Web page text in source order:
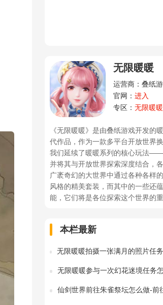
无限暖暖
运营商：叠纸
官网： 进入
专区： 无限暖
《无限暖暖》是由叠纸游戏开发的
代作品，作为一款多平台开放世界
我们延续了暖暖系列的核心玩法——
并将其与开放世界探索深度结合，
广袤奇幻的大世界中通过各种各样
风格的精美套装，而其中的一些还
能，它们将是各位探索这个世界的重
本栏最新